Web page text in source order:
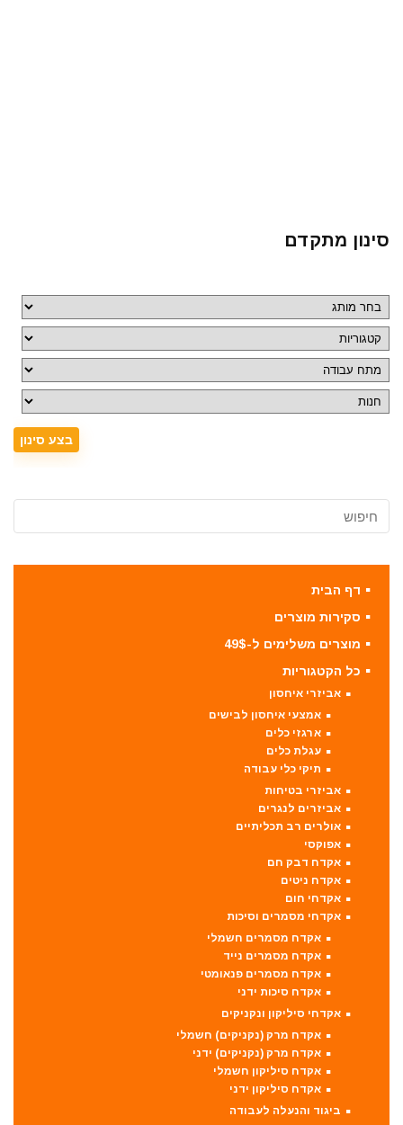
סינון מתקדם
דף הבית
סקירות מוצרים
מוצרים משלימים ל-49$
כל הקטגוריות
אביזרי איחסון
אמצעי איחסון לבישים
ארגזי כלים
עגלת כלים
תיקי כלי עבודה
אביזרי בטיחות
אביזרים לנגרים
אולרים רב תכליתיים
אפוקסי
אקדח דבק חם
אקדח ניטים
אקדחי חום
אקדחי מסמרים וסיכות
אקדח מסמרים חשמלי
אקדח מסמרים נייד
אקדח מסמרים פנאומטי
אקדח סיכות ידני
אקדחי סיליקון ונקניקים
אקדח מרק (נקניקים) חשמלי
אקדח מרק (נקניקים) ידני
אקדח סיליקון חשמלי
אקדח סיליקון ידני
ביגוד והנעלה לעבודה